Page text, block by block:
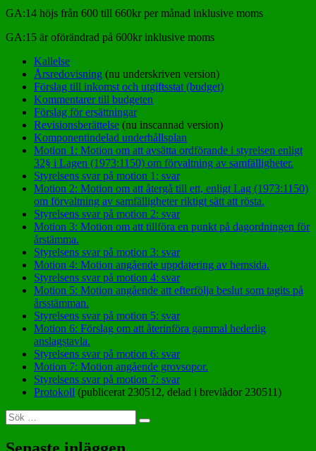
GA:14 höjs från 600 till 660kr per månad inklusive moms
GA:15 är oförändrad på 600kr inklusive moms
Kallelse
Årsredovisning (nu underskriven version)
Förslag till inkomst och utgiftsstat (budget)
Kommentarer till budgeten
Förslag för ersättningar
Revisionsberättelse (nu inscannad version)
Komponentindelad underhållsplan
Motion 1: Motion om att avsätta ordförande i styrelsen enligt
32§ i Lagen (1973:1150) om förvaltning av samfälligheter.
Styrelsens svar på motion 1: svar
Motion 2: Motion om att återgå till ett, enligt Lag (1973:1150)
om förvaltning av samfälligheter riktigt sätt att rösta.
Styrelsens svar på motion 2: svar
Motion 3: Motion om att tillföra en punkt på dagordningen för
årstämma.
Styrelsens svar på motion 3: svar
Motion 4: Motion angående uppdatering av hemsida.
Styrelsens svar på motion 4: svar
Motion 5: Motion angående att efterfölja beslut som tagits på
årsstämman.
Styrelsens svar på motion 5: svar
Motion 6: Förslag om att återinföra gammal hederlig
anslagstavla.
Styrelsens svar på motion 6: svar
Motion 7: Motion angående grovsopor.
Styrelsens svar på motion 7: svar
Protokoll (publicerat 230512, delad i brevlådor 230511)
Sök
efter:
Sök